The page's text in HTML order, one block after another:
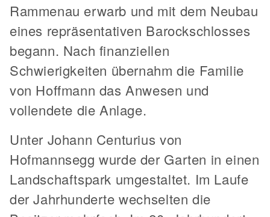
Rammenau erwarb und mit dem Neubau
eines repräsentativen Barockschlosses
begann. Nach finanziellen
Schwierigkeiten übernahm die Familie
von Hoffmann das Anwesen und
vollendete die Anlage.
Unter Johann Centurius von
Hofmannsegg wurde der Garten in einen
Landschaftspark umgestaltet. Im Laufe
der Jahrhunderte wechselten die